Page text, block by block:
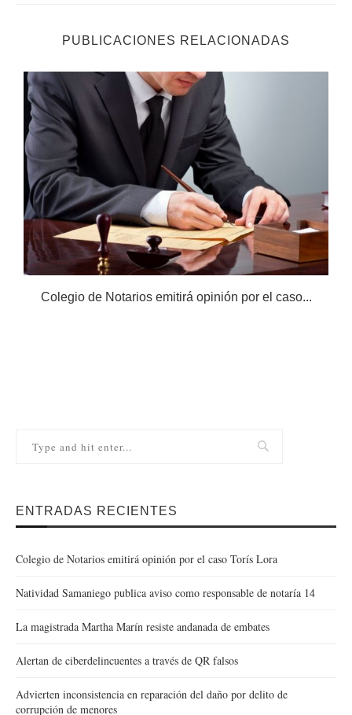
PUBLICACIONES RELACIONADAS
Colegio de Notarios emitirá opinión por el caso...
ENTRADAS RECIENTES
Colegio de Notarios emitirá opinión por el caso Torís Lora
Natividad Samaniego publica aviso como responsable de notaría 14
La magistrada Martha Marín resiste andanada de embates
Alertan de ciberdelincuentes a través de QR falsos
Advierten inconsistencia en reparación del daño por delito de
corrupción de menores